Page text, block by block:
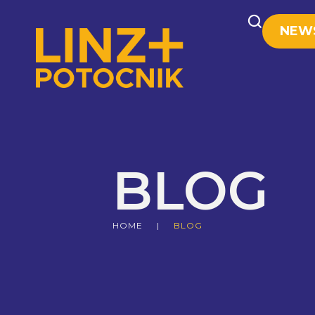
BLOG
HOME | BLOG